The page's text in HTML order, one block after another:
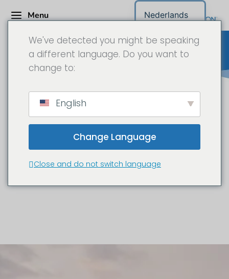
Menu
Hörmann Austria Ges.m.b.H. -
Time-lapse documentaire in
6K
Bouw van een nieuw filiaal in
We've detected you might be speaking
a different language. Do you want to
change to:
English
Change Language
Close and do not switch language
Nederlands